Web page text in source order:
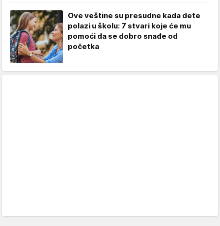
Ove veštine su presudne kada dete
polazi u školu: 7 stvari koje će mu
pomoći da se dobro snađe od
početka